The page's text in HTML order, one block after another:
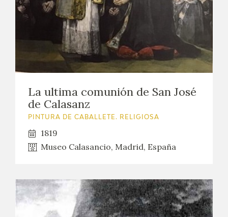
La ultima comunión de San José
de Calasanz
PINTURA DE CABALLETE. RELIGIOSA
1819
Museo Calasancio, Madrid, España